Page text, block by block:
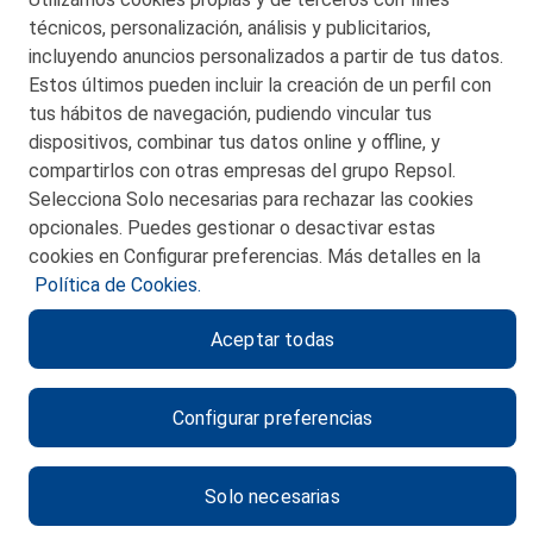
CONTACTO
MAPA WEB
POLITICA DE PRIVACIDAD
POLITICA DE COOKIES
CANAL DE ÉTICA
técnicos, personalización, análisis y publicitarios,
incluyendo anuncios personalizados a partir de tus datos.
Estos últimos pueden incluir la creación de un perfil con
tus hábitos de navegación, pudiendo vincular tus
dispositivos, combinar tus datos online y offline, y
compartirlos con otras empresas del grupo Repsol.
Selecciona Solo necesarias para rechazar las cookies
opcionales. Puedes gestionar o desactivar estas
cookies en Configurar preferencias. Más detalles en la
Política de Cookies.
Configurar preferencias
Solo necesarias
Aceptar todas